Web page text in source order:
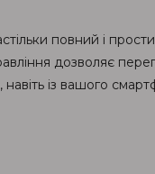
повний і
дозволяє
із вашого